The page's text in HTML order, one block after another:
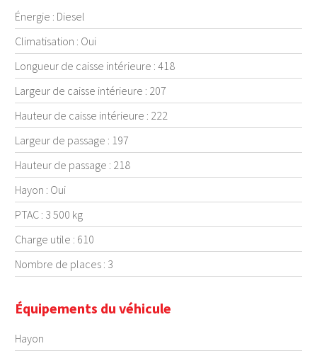
Énergie : Diesel
Climatisation : Oui
Longueur de caisse intérieure : 418
Largeur de caisse intérieure : 207
Hauteur de caisse intérieure : 222
Largeur de passage : 197
Hauteur de passage : 218
Hayon : Oui
PTAC : 3 500 kg
Charge utile : 610
Nombre de places : 3
Équipements du véhicule
Hayon